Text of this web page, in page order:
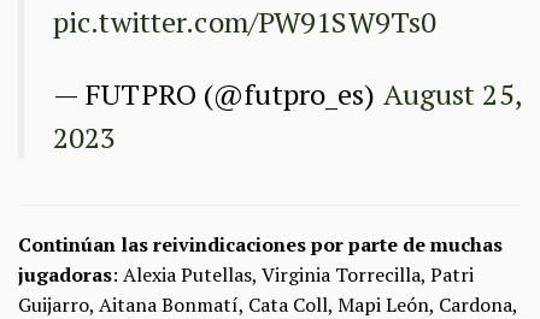
pic.twitter.com/PW91SW9Ts0
— FUTPRO (@futpro_es) August 25,
2023
Continúan las reivindicaciones por parte de muchas
jugadoras: Alexia Putellas, Virginia Torrecilla, Patri
Guijarro, Aitana Bonmatí, Cata Coll, Mapi León, Cardona,